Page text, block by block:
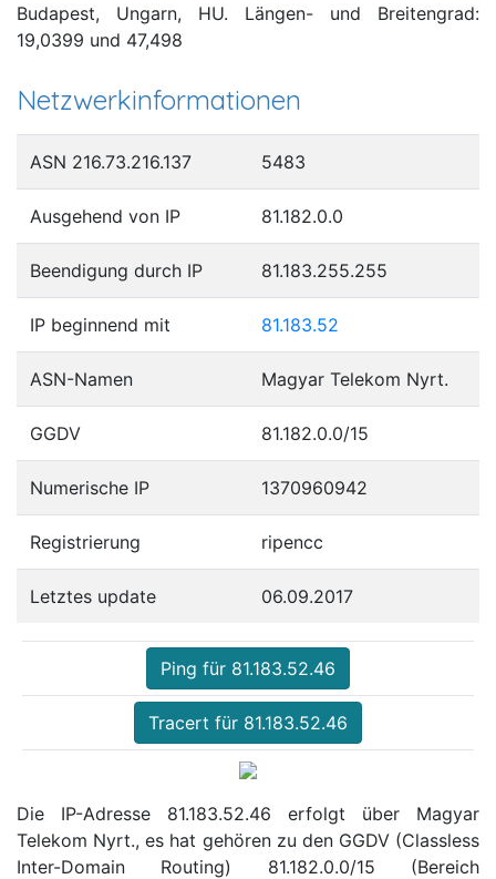
Budapest, Ungarn, HU. Längen- und Breitengrad:
19,0399 und 47,498
Netzwerkinformationen
ASN 216.73.216.137 5483
Ausgehend von IP 81.182.0.0
Beendigung durch IP 81.183.255.255
IP beginnend mit 81.183.52
ASN-Namen Magyar Telekom Nyrt.
GGDV 81.182.0.0/15
Numerische IP 1370960942
Registrierung ripencc
Letztes update 06.09.2017
Ping für 81.183.52.46
Tracert für 81.183.52.46
Die IP-Adresse 81.183.52.46 erfolgt über Magyar
Telekom Nyrt., es hat gehören zu den GGDV (Classless
Inter-Domain Routing) 81.182.0.0/15 (Bereich